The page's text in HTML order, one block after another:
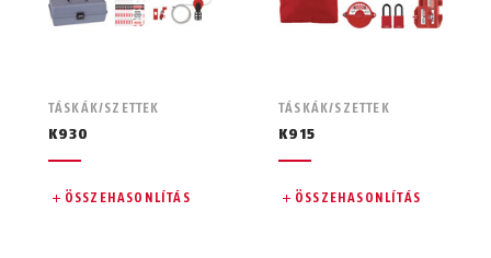
TÁSKÁK/SZETTEK
K930
ÖSSZEHASONLÍTÁS
TÁSKÁK/SZETTEK
K915
ÖSSZEHASONLÍTÁS